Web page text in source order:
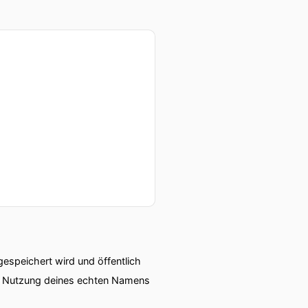
wir so ein bisschen
wird und öffentlich
deines echten Namens